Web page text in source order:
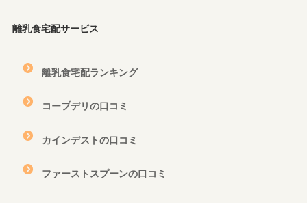
離乳食宅配サービス
離乳食宅配ランキング
コープデリの口コミ
カインデストの口コミ
ファーストスプーンの口コミ